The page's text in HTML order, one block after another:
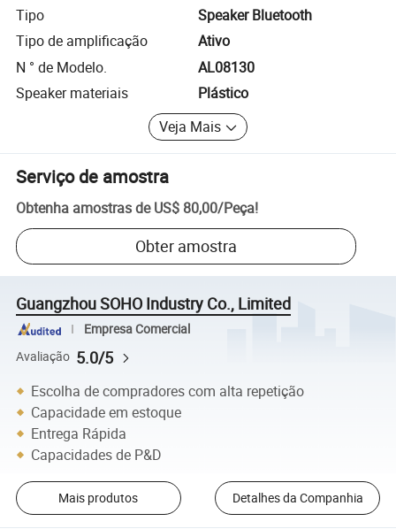
Tipo
Speaker Bluetooth
Tipo de amplificação
Ativo
N ° de Modelo.
AL08130
Speaker materiais
Plástico
Veja Mais
Serviço de amostra
Obtenha amostras de US$ 80,00/Peça!
Obter amostra
Guangzhou SOHO Industry Co., Limited
Empresa Comercial
Avaliação 5.0/5
Escolha de compradores com alta repetição
Capacidade em estoque
Entrega Rápida
Capacidades de P&D
Mais produtos Detalhes da Companhia